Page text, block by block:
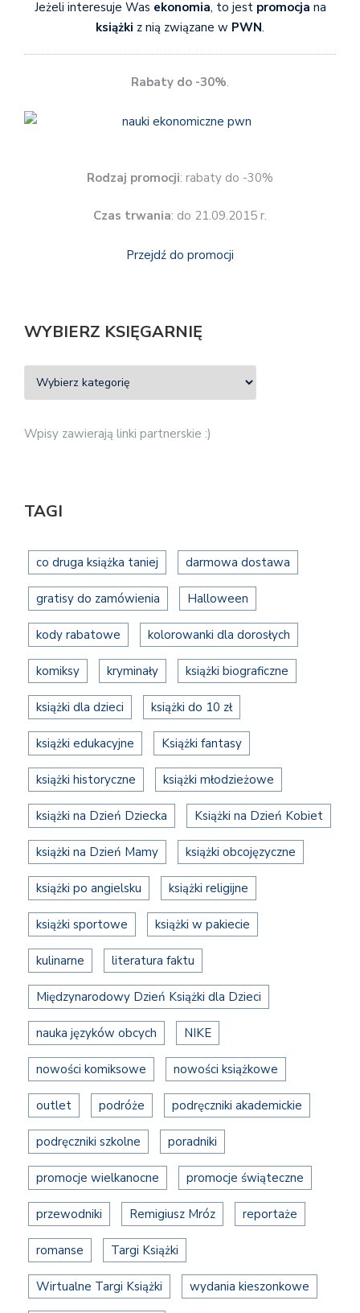
Jeżeli interesuje Was ekonomia, to jest promocja na
książki z nią związane w PWN.
Rabaty do -30%.
Rodzaj promocji: rabaty do -30%
Czas trwania: do 21.09.2015 r.
Przejdź do promocji
WYBIERZ KSIĘGARNIĘ
Wpisy zawierają linki partnerskie :)
TAGI
co druga książka taniej darmowa dostawa
gratisy do zamówienia Halloween
kody rabatowe kolorowanki dla dorosłych
komiksy kryminały książki biograficzne
książki dla dzieci książki do 10 zł
książki edukacyjne Książki fantasy
książki historyczne książki młodzieżowe
książki na Dzień Dziecka Książki na Dzień Kobiet
książki na Dzień Mamy książki obcojęzyczne
książki po angielsku książki religijne
książki sportowe książki w pakiecie
kulinarne literatura faktu
Międzynarodowy Dzień Książki dla Dzieci
nauka języków obcych NIKE
nowości komiksowe nowości książkowe
outlet podróże podręczniki akademickie
podręczniki szkolne poradniki
promocje wielkanocne promocje świąteczne
przewodniki Remigiusz Mróz reportaże
romanse Targi Książki
Wirtualne Targi Książki wydania kieszonkowe